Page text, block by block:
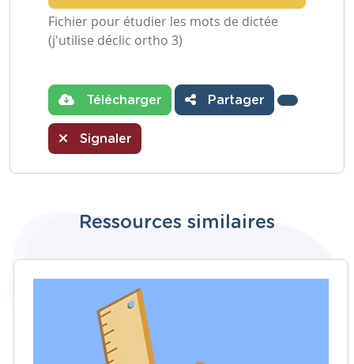
Fichier pour étudier les mots de dictée
(j'utilise déclic ortho 3)
Télécharger Partager
Signaler
Ressources similaires